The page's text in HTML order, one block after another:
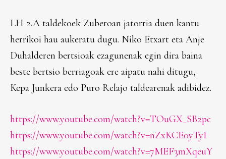
LH 2.A taldekoek Zuberoan jatorria duen kantu
herrikoi hau aukeratu dugu. Niko Etxart eta Anje
Duhalderen bertsioak ezagunenak egin dira baina
beste bertsio berriagoak ere aipatu nahi ditugu,
Kepa Junkera edo Puro Relajo taldearenak adibidez.
https://www.youtube.com/watch?v=TOuGX_SB2pc
https://www.youtube.com/watch?v=nZxKCE0yTyI
https://www.youtube.com/watch?v=7MEF3mXqeuY